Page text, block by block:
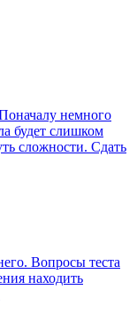
немного
будет слишком
сложности. Сдать
Вопросы теста
находить